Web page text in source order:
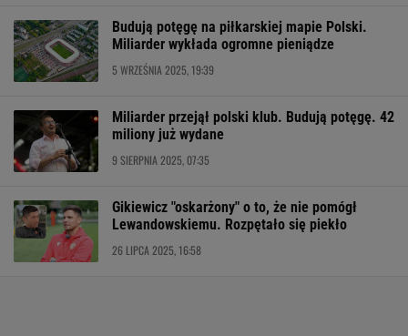
Budują potęgę na piłkarskiej mapie Polski.
Miliarder wykłada ogromne pieniądze
5 WRZEŚNIA 2025, 19:39
Miliarder przejął polski klub. Budują potęgę. 42
miliony już wydane
9 SIERPNIA 2025, 07:35
Gikiewicz "oskarżony" o to, że nie pomógł
Lewandowskiemu. Rozpętało się piekło
26 LIPCA 2025, 16:58